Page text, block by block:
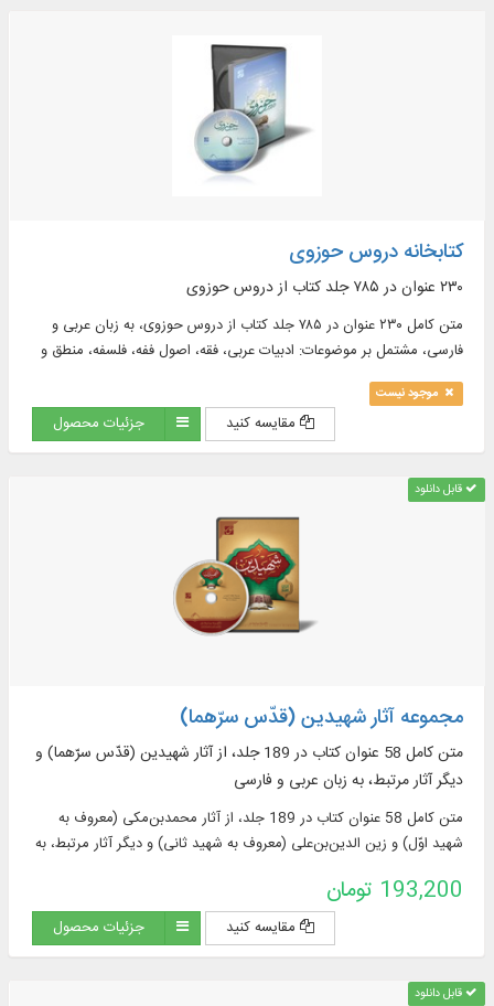
کتابخانه دروس حوزوی
۲۳۰ عنوان در ۷۸۵ جلد كتاب از دروس حوزوی
متن کامل ۲۳۰ عنوان در ۷۸۵ جلد كتاب از دروس حوزوی، به زبان عربی و
فارسی، مشتمل بر موضوعات: ادبیات عربی، فقه، اصول ففه، فلسفه، منطق و
...
موجود نیست
مقایسه کنید جزئیات محصول
قابل دانلود
مجموعه آثار شهیدین (قدّس سرّهما)
متن كامل 58 عنوان كتاب در 189 جلد، از آثار شهیدین (قدّس سرّهما) و
ديگر آثار مرتبط، به زبان عربی و فارسی
متن كامل 58 عنوان كتاب در 189 جلد، از آثار محمد‌بن‌مكی (معروف به
شهيد اوّل) و زين الدين‌بن‌علی (معروف به شهيد ثانی) و ديگر آثار مرتبط، به
193,200 تومان
مقایسه کنید جزئیات محصول
قابل دانلود